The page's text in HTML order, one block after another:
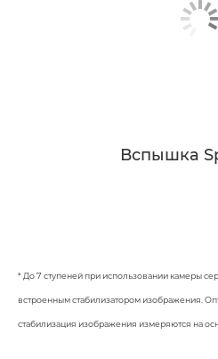
Вспышка
* До 7 ступеней при использовании камеры
встроенным стабилизатором изображения.
стабилизация изображения измеряются на